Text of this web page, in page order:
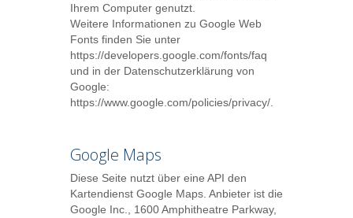
Ihrem Computer genutzt.
Weitere Informationen zu Google Web
Fonts finden Sie unter
https://developers.google.com/fonts/faq
und in der Datenschutzerklärung von
Google:
https://www.google.com/policies/privacy/
Google Maps
Diese Seite nutzt über eine API den
Kartendienst Google Maps. Anbieter ist die
Google Inc., 1600 Amphitheatre Parkway,